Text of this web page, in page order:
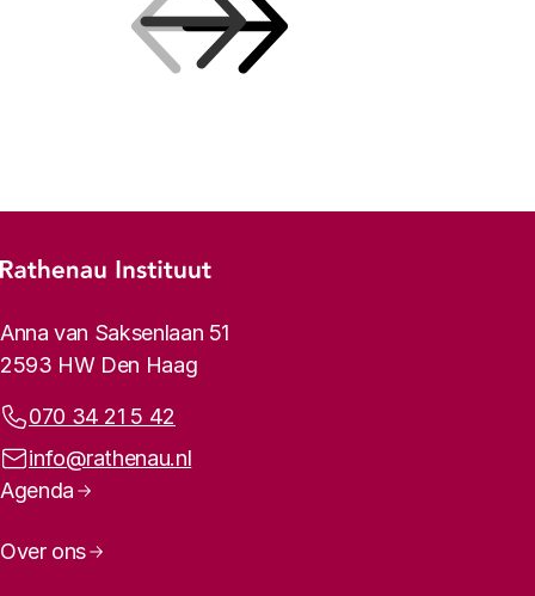
Footer-menu
Rathenau logo, naar de homepage
Contactinformatie
Anna van Saksenlaan 51
2593 HW Den Haag
Telefoonnummer:
070 34 21 5 42
E-mailadres:
info@rathenau.nl
Paginanavigatie
Agenda
Over ons